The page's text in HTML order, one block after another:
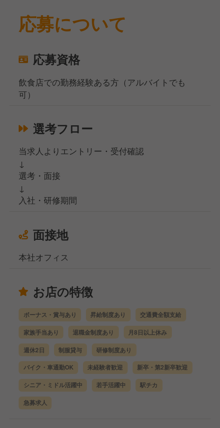
応募について
応募資格
飲食店での勤務経験ある方（アルバイトでも
可）
選考フロー
当求人よりエントリー・受付確認
↓
選考・面接
↓
入社・研修期間
面接地
本社オフィス
お店の特徴
ボーナス・賞与あり 昇給制度あり 交通費全額支給
家族手当あり 退職金制度あり 月8日以上休み
週休2日 制服貸与 研修制度あり
バイク・車通勤OK 未経験者歓迎 新卒・第2新卒歓迎
シニア・ミドル活躍中 若手活躍中 駅チカ
急募求人